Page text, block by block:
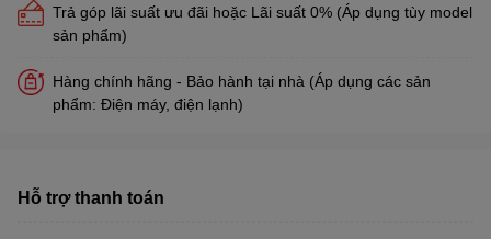
Trả góp lãi suất ưu đãi hoặc Lãi suất 0% (Áp dụng tùy model
sản phẩm)
Hàng chính hãng - Bảo hành tại nhà (Áp dụng các sản
phẩm: Điện máy, điện lạnh)
Hỗ trợ thanh toán